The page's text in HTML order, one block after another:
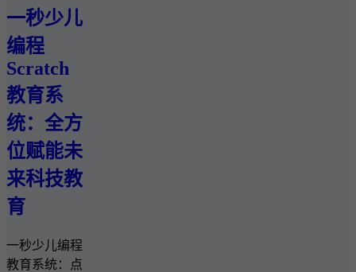
一秒少儿
编程
Scratch
教育系
统：全方
位赋能未
来科技教
育
一秒少儿编程
教育系统：点